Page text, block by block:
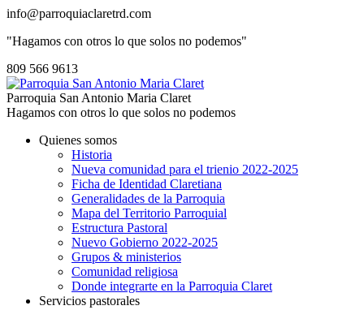
info@parroquiaclaretrd.com
"Hagamos con otros lo que solos no podemos"
809 566 9613
Parroquia San Antonio Maria Claret
Hagamos con otros lo que solos no podemos
Quienes somos
Historia
Nueva comunidad para el trienio 2022-2025
Ficha de Identidad Claretiana
Generalidades de la Parroquia
Mapa del Territorio Parroquial
Estructura Pastoral
Nuevo Gobierno 2022-2025
Grupos & ministerios
Comunidad religiosa
Donde integrarte en la Parroquia Claret
Servicios pastorales